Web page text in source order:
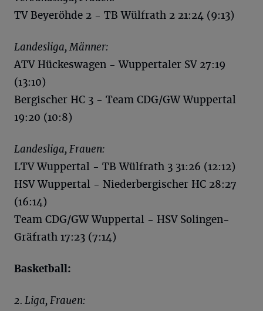
TV Beyeröhde 2 - TB Wülfrath 2 21:24 (9:13)
Landesliga, Männer:
ATV Hückeswagen - Wuppertaler SV 27:19
(13:10)
Bergischer HC 3 - Team CDG/GW Wuppertal
19:20 (10:8)
Landesliga, Frauen:
LTV Wuppertal - TB Wülfrath 3 31:26 (12:12)
HSV Wuppertal - Niederbergischer HC 28:27
(16:14)
Team CDG/GW Wuppertal - HSV Solingen-
Gräfrath 17:23 (7:14)
Basketball:
2. Liga, Frauen: